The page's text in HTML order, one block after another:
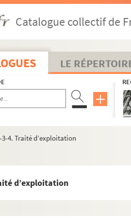
Catalogue collectif de
LE
3-4. Traité d’exploitation
d’exploitation
Nord de Lille